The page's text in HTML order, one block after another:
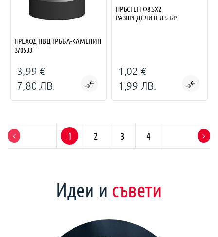
ПРЕХОД ПВЦ ТРЪБА-КАМЕНИН
370533
3,99 €
7,80 ЛВ.
ПРЪСТЕН Ф8.5Х2
РАЗПРЕДЕЛИТЕЛ 5 БР
1,02 €
1,99 ЛВ.
1 2 3 4
Идеи и съвети